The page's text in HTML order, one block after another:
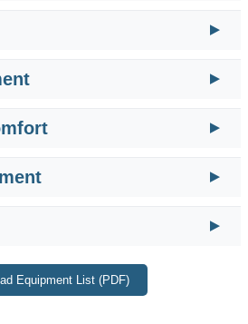
Equipment List (PDF)